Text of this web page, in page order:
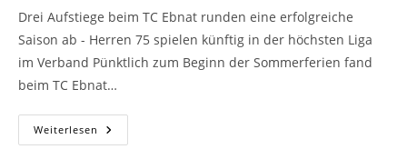
Drei Aufstiege beim TC Ebnat runden eine erfolgreiche
Saison ab - Herren 75 spielen künftig in der höchsten Liga
im Verband Pünktlich zum Beginn der Sommerferien fand
beim TC Ebnat…
Weiterlesen Saisonbericht
2025